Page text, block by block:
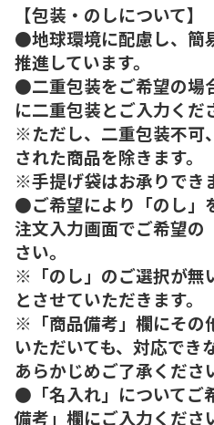
【包装・のしについて】
●地球環境に配慮し、簡
推進しています。
●二重包装をご希望の場
に二重包装とご入力くだ
※ただし、二重包装不可
された商品を除きます。
※手提げ袋はお承りでき
●ご希望により「のし」
注文入力画面でご希望の
さい。
※「のし」のご選択が無
とさせていただきます。
※「商品備考」欄にその
いただいても、対応でき
あらかじめご了承くださ
●「名入れ」についてご
備考」欄にご入力くださ